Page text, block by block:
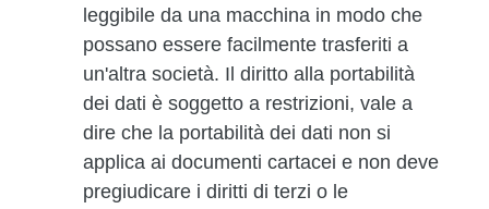
leggibile da una macchina in modo che
possano essere facilmente trasferiti a
un'altra società. Il diritto alla portabilità
dei dati è soggetto a restrizioni, vale a
dire che la portabilità dei dati non si
applica ai documenti cartacei e non deve
pregiudicare i diritti di terzi o le